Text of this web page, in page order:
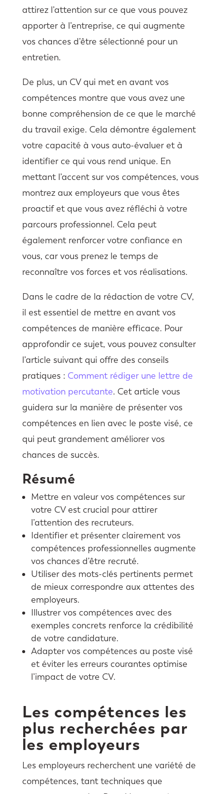
attirez l’attention sur ce que vous pouvez
apporter à l’entreprise, ce qui augmente
vos chances d’être sélectionné pour un
entretien.
De plus, un CV qui met en avant vos
compétences montre que vous avez une
bonne compréhension de ce que le marché
du travail exige. Cela démontre également
votre capacité à vous auto-évaluer et à
identifier ce qui vous rend unique. En
mettant l’accent sur vos compétences, vous
montrez aux employeurs que vous êtes
proactif et que vous avez réfléchi à votre
parcours professionnel. Cela peut
également renforcer votre confiance en
vous, car vous prenez le temps de
reconnaître vos forces et vos réalisations.
Dans le cadre de la rédaction de votre CV,
il est essentiel de mettre en avant vos
compétences de manière efficace. Pour
approfondir ce sujet, vous pouvez consulter
l’article suivant qui offre des conseils
pratiques : Comment rédiger une lettre de
motivation percutante. Cet article vous
guidera sur la manière de présenter vos
compétences en lien avec le poste visé, ce
qui peut grandement améliorer vos
chances de succès.
Résumé
Mettre en valeur vos compétences sur
votre CV est crucial pour attirer
l’attention des recruteurs.
Identifier et présenter clairement vos
compétences professionnelles augmente
vos chances d’être recruté.
Utiliser des mots-clés pertinents permet
de mieux correspondre aux attentes des
employeurs.
Illustrer vos compétences avec des
exemples concrets renforce la crédibilité
de votre candidature.
Adapter vos compétences au poste visé
et éviter les erreurs courantes optimise
l’impact de votre CV.
Les compétences les
plus recherchées par
les employeurs
Les employeurs recherchent une variété de
compétences, tant techniques que